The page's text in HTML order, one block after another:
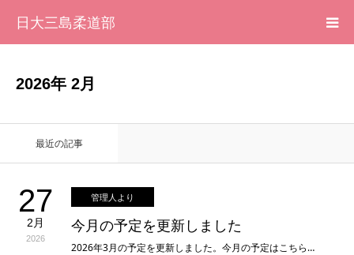
日大三島柔道部
2026年 2月
最近の記事
27
2月
2026
管理人より
今月の予定を更新しました
2026年3月の予定を更新しました。今月の予定はこちら…
大会記録
写真集